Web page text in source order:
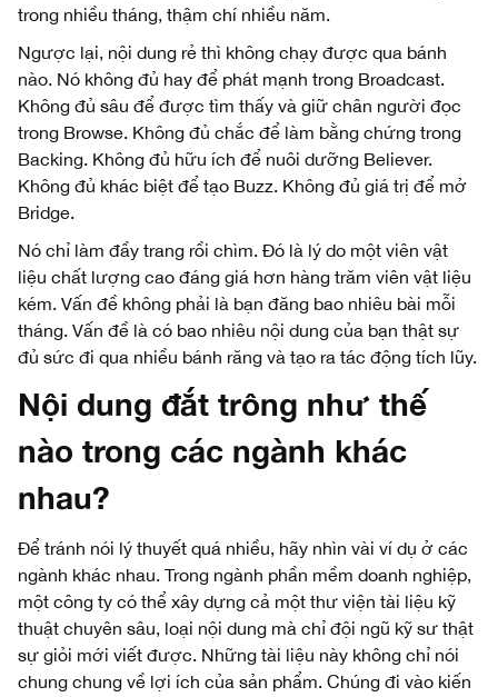
trong nhiều tháng, thậm chí nhiều năm.
Ngược lại, nội dung rẻ thì không chạy được qua bánh
nào. Nó không đủ hay để phát mạnh trong Broadcast.
Không đủ sâu để được tìm thấy và giữ chân người đọc
trong Browse. Không đủ chắc để làm bằng chứng trong
Backing. Không đủ hữu ích để nuôi dưỡng Believer.
Không đủ khác biệt để tạo Buzz. Không đủ giá trị để mở
Bridge.
Nó chỉ làm đầy trang rồi chìm. Đó là lý do một viên vật
liệu chất lượng cao đáng giá hơn hàng trăm viên vật liệu
kém. Vấn đề không phải là bạn đăng bao nhiêu bài mỗi
tháng. Vấn đề là có bao nhiêu nội dung của bạn thật sự
đủ sức đi qua nhiều bánh răng và tạo ra tác động tích lũy.
Nội dung đắt trông như thế
nào trong các ngành khác
nhau?
Để tránh nói lý thuyết quá nhiều, hãy nhìn vài ví dụ ở các
ngành khác nhau. Trong ngành phần mềm doanh nghiệp,
một công ty có thể xây dựng cả một thư viện tài liệu kỹ
thuật chuyên sâu, loại nội dung mà chỉ đội ngũ kỹ sư thật
sự giỏi mới viết được. Những tài liệu này không chỉ nói
chung chung về lợi ích của sản phẩm. Chúng đi vào kiến